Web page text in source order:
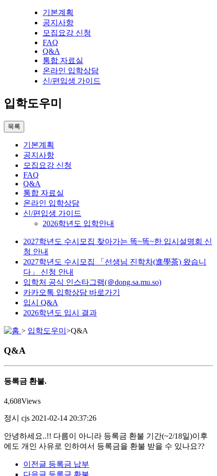
기본계획
공지사항
모집요강 신청
FAQ
Q&A
통합 자료실
온라인 입학상담
신/편입생 가이드
입학도우미
목록
기본계획
공지사항
모집요강 신청
FAQ
Q&A
통합 자료실
온라인 입학상담
신/편입생 가이드
2026학년도 입학안내
2027학년도 수시모집 찾아가는 똑~똑~한 입시설명회 신
청 안내
2027학년도 수시모집 「선생님 진학차(進學茶) 왔습니
다」 신청 안내
입학처 공식 인스타그램(＠dong.sa.mu.so)
카카오톡 입학상담 바로가기
입시 Q&A
2026학년도 입시 결과
> 입학도우미 >Q&A
Q&A
등록금 환불.
4,608Views
정시 cjs 2021-02-14 20:37:26
안녕하세요..!! 다름이 아니라 등록금 환불 기간(~2/18일)이후
에도 개인 사유로 인하여서 등록금을 환불 받을 수 있나요??
이전글 등록금 납부